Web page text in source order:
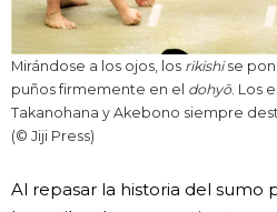
Mirándose a los ojos, los rikishise
puños firmemente en el dohyō. Los
Takanohana y Akebono siempre
(© Jiji Press)
Al repasar la historia del sumo